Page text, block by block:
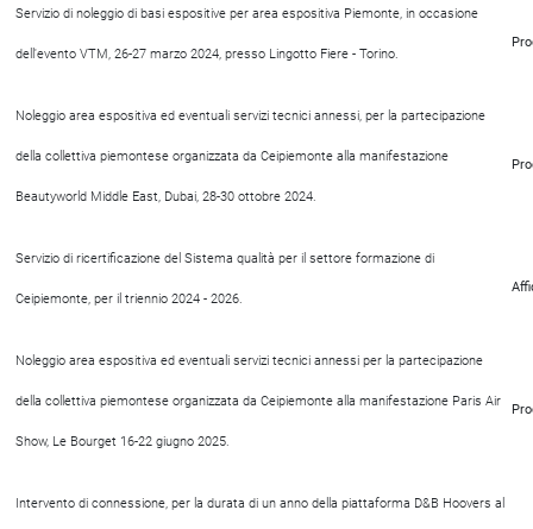
Servizio di noleggio di basi espositive per area espositiva Piemonte, in occasione
dell'evento VTM, 26-27 marzo 2024, presso Lingotto Fiere - Torino.
Noleggio area espositiva ed eventuali servizi tecnici annessi, per la partecipazione
della collettiva piemontese organizzata da Ceipiemonte alla manifestazione
Beautyworld Middle East, Dubai, 28-30 ottobre 2024.
Servizio di ricertificazione del Sistema qualità per il settore formazione di
Ceipiemonte, per il triennio 2024 - 2026.
Noleggio area espositiva ed eventuali servizi tecnici annessi per la partecipazione
della collettiva piemontese organizzata da Ceipiemonte alla manifestazione Paris Air
Show, Le Bourget 16-22 giugno 2025.
Intervento di connessione, per la durata di un anno della piattaforma D&B Hoovers al